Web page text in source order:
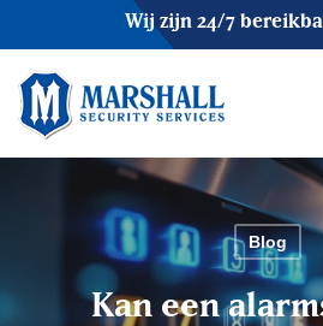
main
content
Wij zijn 24/7
Blog
Kan een